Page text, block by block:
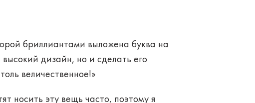
бриллиантами выложена буква на
дизайн, но и сделать его
величественное!»
носить эту вещь часто, поэтому я